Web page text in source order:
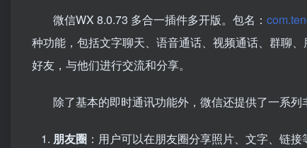
微信WX 8.0.73 多合一插件多开版。包名：
种功能，包括文字聊天、语音通话、视频通话、群聊
好友，与他们进行交流和分享。
除了基本的即时通讯功能外，微信还提供了一系列
朋友圈 ：用户可以在朋友圈分享照片、文字、链